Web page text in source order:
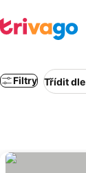
Filtry Třídit dle